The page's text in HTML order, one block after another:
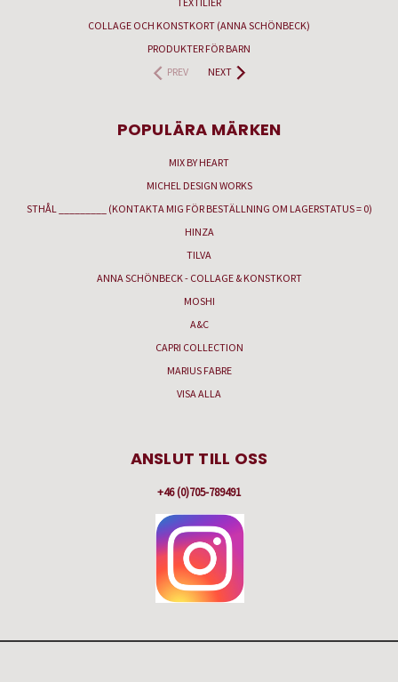
COLLAGE OCH KONSTKORT (ANNA SCHÖNBECK)
PRODUKTER FÖR BARN
PREV
NEXT
POPULÄRA MÄRKEN
MIX BY HEART
MICHEL DESIGN WORKS
STHÅL _________ (KONTAKTA MIG FÖR BESTÄLLNING OM LAGERSTATUS = 0)
HINZA
TILVA
ANNA SCHÖNBECK - COLLAGE & KONSTKORT
MOSHI
A&C
CAPRI COLLECTION
MARIUS FABRE
VISA ALLA
ANSLUT TILL OSS
+46 (0)705-789491